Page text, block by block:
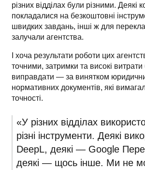
різних відділах були різними. Деякі
покладалися на безкоштовні
швидких завдань, інші ж для
залучали агентства.
І хоча результати роботи цих
точними, затримки та високі
виправдати — за винятком
нормативних документів, які
точності.
«У різних відділах
різні інструменти. Деякі
DeepL, деякі — Google
деякі — щось інше. Ми не